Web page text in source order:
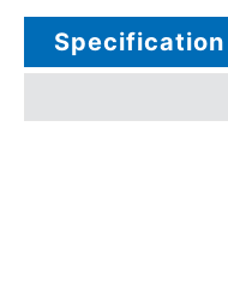
Specification